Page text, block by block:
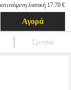
λιανική 17.70 €
Αγορά
Σχετικά